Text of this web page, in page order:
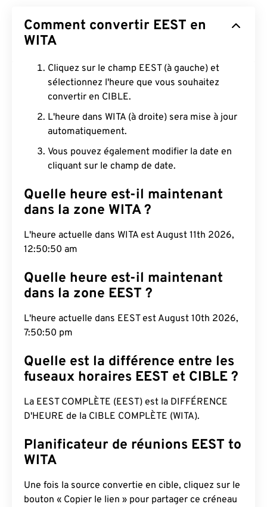
Comment convertir EEST en
WITA
Cliquez sur le champ EEST (à gauche) et
sélectionnez l'heure que vous souhaitez
convertir en CIBLE.
L'heure dans WITA (à droite) sera mise à jour
automatiquement.
Vous pouvez également modifier la date en
cliquant sur le champ de date.
Quelle heure est-il maintenant
dans la zone WITA ?
L'heure actuelle dans WITA est August 11th 2026,
12:50:51 am
Quelle heure est-il maintenant
dans la zone EEST ?
L'heure actuelle dans EEST est August 10th 2026,
7:50:51 pm
Quelle est la différence entre les
fuseaux horaires EEST et CIBLE ?
La EEST COMPLÈTE (EEST) est la DIFFÉRENCE
D'HEURE de la CIBLE COMPLÈTE (WITA).
Planificateur de réunions EEST to
WITA
Une fois la source convertie en cible, cliquez sur le
bouton « Copier le lien » pour partager ce créneau